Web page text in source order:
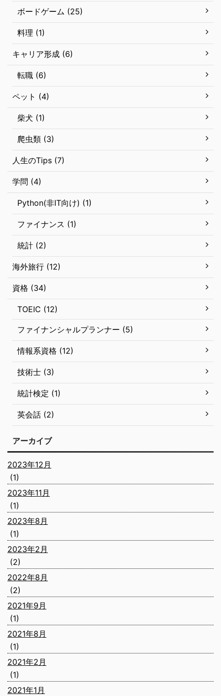
ボードゲーム (25)
料理 (1)
キャリア形成 (6)
転職 (6)
ペット (4)
柴犬 (1)
爬虫類 (3)
人生のTips (7)
学問 (4)
Python(非IT向け) (1)
ファイナンス (1)
統計 (2)
海外旅行 (12)
資格 (34)
TOEIC (12)
ファイナンシャルプランナー (5)
情報系資格 (12)
技術士 (3)
統計検定 (1)
英会話 (2)
アーカイブ
2023年12月
(1)
2023年11月
(1)
2023年8月
(1)
2023年2月
(2)
2022年8月
(2)
2021年9月
(1)
2021年8月
(1)
2021年2月
(1)
2021年1月